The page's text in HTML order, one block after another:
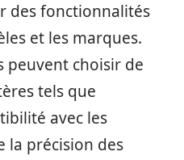
des fonctionnalités
et les marques.
peuvent choisir de
tels que
avec les
la précision des